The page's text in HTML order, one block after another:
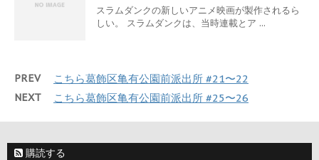
スラムダンクの新しいアニメ映画が製作されるら
しい。 スラムダンクは、当時連載とア ...
PREV こちら葛飾区亀有公園前派出所 #21〜22
NEXT こちら葛飾区亀有公園前派出所 #25〜26
購読する